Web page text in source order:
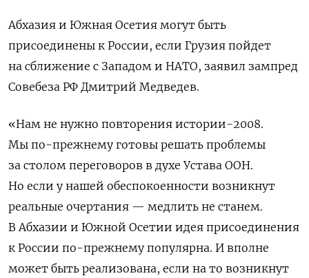
Абхазия и Южная Осетия могут быть
присоединены к России, если Грузия пойдет
на сближение с Западом и НАТО, заявил зампред
Совебеза РФ Дмитрий Медведев.
«Нам не нужно повторения истории-2008.
Мы по-прежнему готовы решать проблемы
за столом переговоров в духе Устава ООН.
Но если у нашей обеспокоенности возникнут
реальные очертания — медлить не станем.
В Абхазии и Южной Осетии идея присоединения
к России по-прежнему популярна. И вполне
может быть реализована, если на то возникнут